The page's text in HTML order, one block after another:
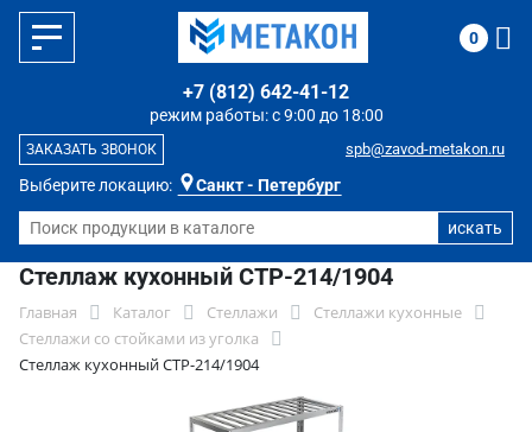
Выберите локацию: Санкт - Петербург
режим работы: с 9:00 до 18:00
+7 (812) 642-41-12
spb@zavod-metakon.ru
ЗАКАЗАТЬ ЗВОНОК
0
Стеллаж кухонный СТР-214/1904
Главная Каталог Стеллажи
Стеллажи кухонные
Стеллажи со стойками из уголка
Стеллаж кухонный СТР-214/1904